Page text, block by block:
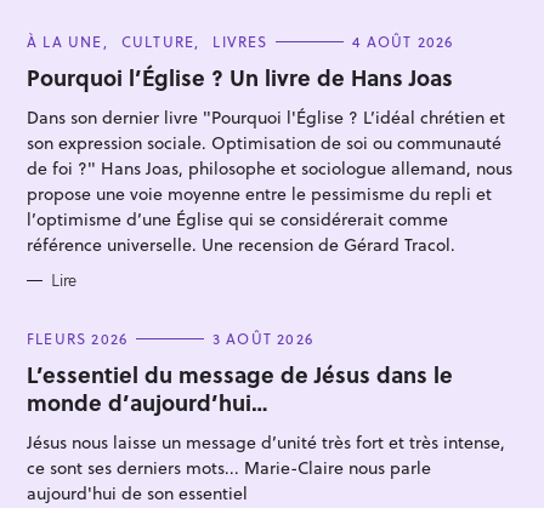
C
T
E
O
I
E
S
À LA UNE CULTURE LIVRES 4 AOÛT 2026
Pourquoi l’Église ? Un livre de Hans Joas
Dans son dernier livre "Pourquoi l'Église ? L’idéal chrétien et
son expression sociale. Optimisation de soi ou communauté
de foi ?" Hans Joas, philosophe et sociologue allemand, nous
propose une voie moyenne entre le pessimisme du repli et
l’optimisme d’une Église qui se considérerait comme
référence universelle. Une recension de Gérard Tracol.
Lire
C
T
E
G
O
R
I
E
S
FLEURS 2026 3 AOÛT 2026
L’essentiel du message de Jésus dans le
monde d’aujourd’hui…
Jésus nous laisse un message d’unité très fort et très intense,
ce sont ses derniers mots... Marie-Claire nous parle
aujourd'hui de son essentiel